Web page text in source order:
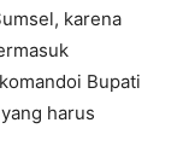
karena
Bupati
harus